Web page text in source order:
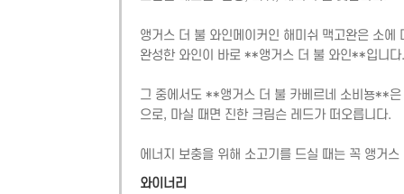
앵거스 더 불 와인메이커인 해미쉬 맥고완은 소
완성한 와인이 바로 **앵거스 더 불 와인**입니다.
그 중에서도 **앵거스 더 불 카베르네 소비뇽**은
으로, 마실 때면 진한 크림슨 레드가 떠오릅니다.
에너지 보충을 위해 소고기를 드실 때는 꼭 앵거
와이너리